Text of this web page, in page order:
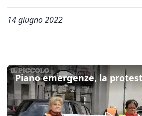
14 giugno 2022